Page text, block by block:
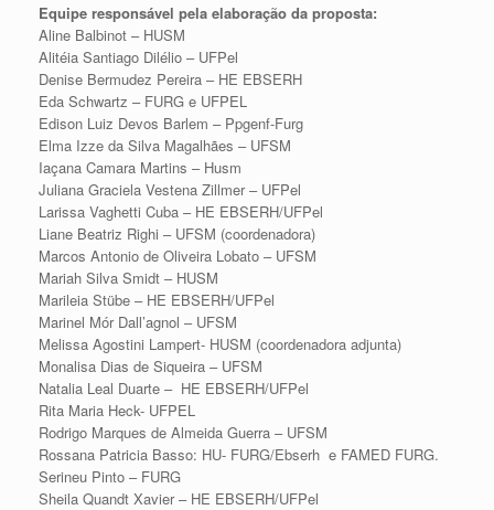
Equipe responsável pela elaboração da proposta:
⁠⁠Aline Balbinot – HUSM
Alitéia Santiago Dilélio – UFPel
Denise Bermudez Pereira – HE EBSERH
Eda Schwartz – FURG e UFPEL
Edison Luiz Devos Barlem – Ppgenf-Furg
Elma Izze da Silva Magalhães – UFSM
Iaçana Camara Martins – Husm
Juliana Graciela Vestena Zillmer – UFPel
Larissa Vaghetti Cuba – HE EBSERH/UFPel
Liane Beatriz Righi – UFSM (coordenadora)
Marcos Antonio de Oliveira Lobato – UFSM
Mariah Silva Smidt – HUSM
Marileia Stübe – HE EBSERH/UFPel
Marinel Mór Dall’agnol – UFSM
Melissa Agostini Lampert- HUSM (coordenadora adjunta)
Monalisa Dias de Siqueira – UFSM
Natalia Leal Duarte – HE EBSERH/UFPel
Rita Maria Heck- UFPEL
Rodrigo Marques de Almeida Guerra – UFSM
Rossana Patricia Basso: HU- FURG/Ebserh e FAMED FURG.
Serineu Pinto – FURG
Sheila Quandt Xavier – HE EBSERH/UFPel